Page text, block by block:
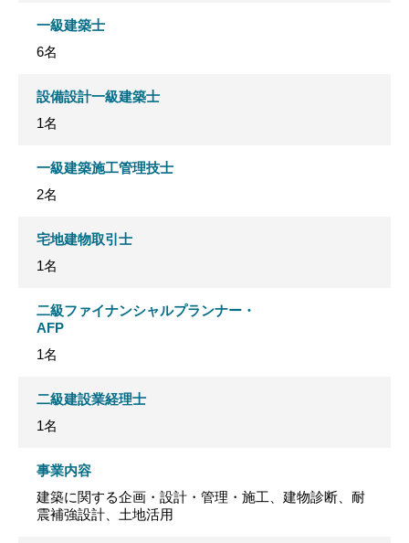
一級建築士
6名
設備設計一級建築士
1名
一級建築施工管理技士
2名
宅地建物取引士
1名
二級ファイナンシャルプランナー・
AFP
1名
二級建設業経理士
1名
事業内容
建築に関する企画・設計・管理・施工、建物診断、耐
震補強設計、土地活用